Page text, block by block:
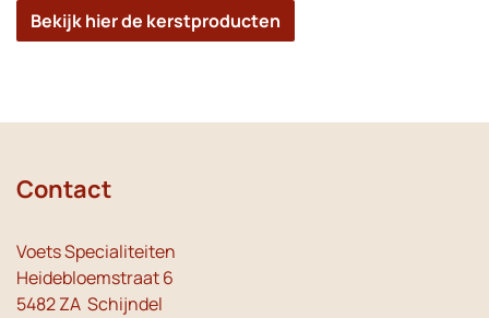
Bekijk hier de kerstproducten
Contact
Voets Specialiteiten
Heidebloemstraat 6
5482 ZA Schijndel